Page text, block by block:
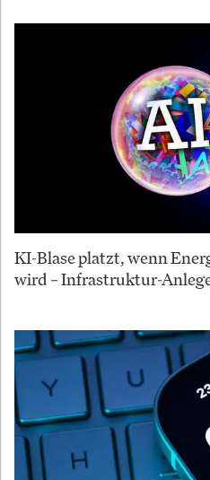
KI-Blase platzt, wenn
wird – Infrastruktur-